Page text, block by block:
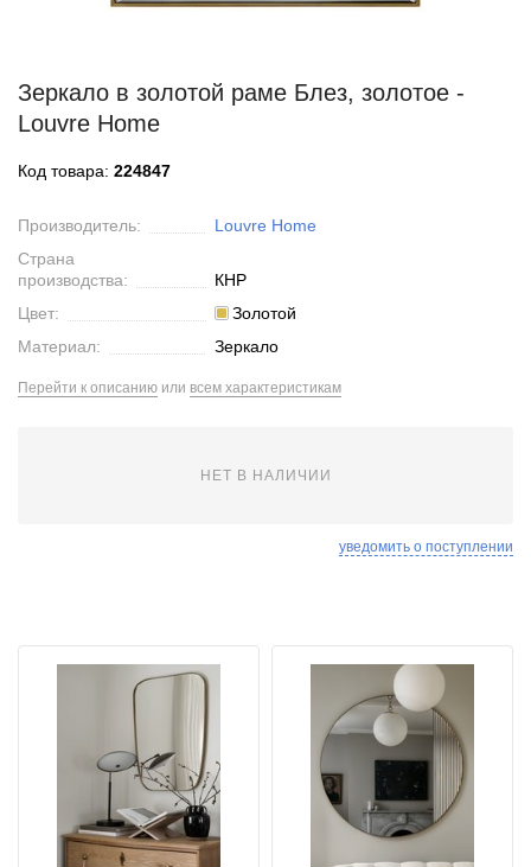
Зеркало в золотой раме Блез, золотое -
Louvre Home
Код товара: 224847
Производитель:
Louvre Home
Страна
производства:
КНР
Цвет:
Золотой
Материал:
Зеркало
Перейти к описанию или всем характеристикам
НЕТ В НАЛИЧИИ
уведомить о поступлении